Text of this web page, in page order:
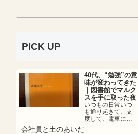
PICK UP
40代、“勉強”の意
味が変わってきた
｜図書館でマルク
スを手に取った夜
いつもの日常いつ
も通り起きて、支
度して、電車に乗
って、朝カフェし
会社員と土のあいだ